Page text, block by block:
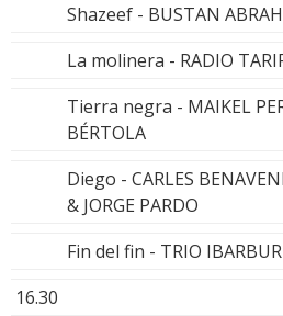
Shazeef - BUSTAN
La molinera - RADIO
Tierra negra - MAIKEL
BÉRTOLA
Diego - CARLES
& JORGE PARDO
Fin del fin - TRIO
16.30